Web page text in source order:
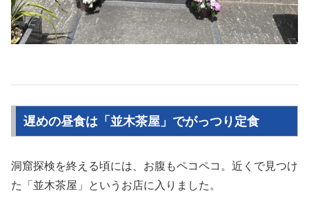
遅めの昼食は「並木茶屋」でがっつり定食
洞窟探検を終える頃には、お腹もペコペコ。近くで見つけ
た「並木茶屋」というお店に入りました。